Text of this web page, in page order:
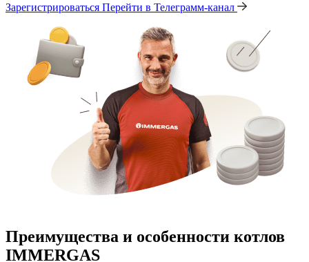
Зарегистрироваться Перейти в Телеграмм-канал
Преимущества и особенности котлов
IMMERGAS